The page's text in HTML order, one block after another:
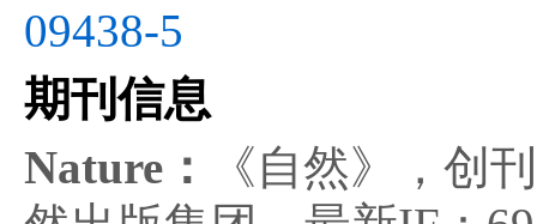
09438-5
期刊信息
Nature：
《自然》，创